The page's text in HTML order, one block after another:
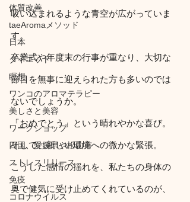
体質改善
taeAromaメソッド
日本
ダイエット
瞑想
ワンコのアロマテラピー
美しさと美容
ワークショップ
四国、愛媛県や松山市
ストレスリリース
免疫
コロナウイルス
吸い込まれるような青空が広がっていま
す。
卒業式や年度末の行事が重なり、大切な
節目を無事に迎えられた方も多いのでは
ないでしょうか。
「おめでとう」という晴れやかな喜び。
そして、新しい環境への微かな緊張。
こうした感情の揺れを、私たちの身体の
奥で健気に受け止めてくれているのが、